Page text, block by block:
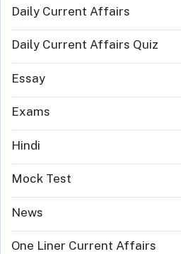
Daily Current Affairs
Daily Current Affairs Quiz
Essay
Exams
Hindi
Mock Test
News
One Liner Current Affairs